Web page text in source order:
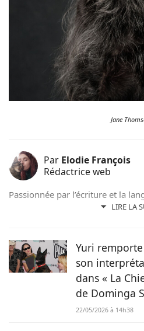
Jane
Par Elodie François
Rédactrice web
LIRE LA
Passionnée par l’écriture et la
toujours, j’aime jouer avec les
Yuri
son
dans « La
de Dominga
22/05/2026 à 14h38